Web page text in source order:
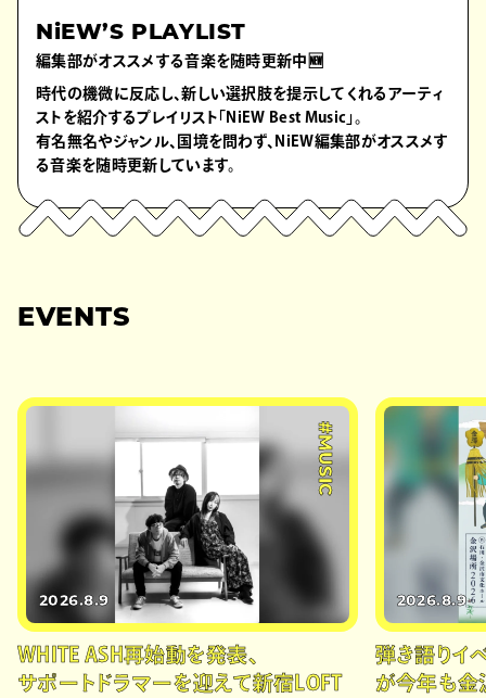
NiEW’S PLAYLIST
編集部がオススメする音楽を随時更新中🆕
時代の機微に反応し、新しい選択肢を提示してくれるアーティ
ストを紹介するプレイリスト「NiEW Best Music」。
有名無名やジャンル、国境を問わず、NiEW編集部がオススメす
る音楽を随時更新しています。
EVENTS
#MUSIC
2026.8.9
WHITE ASH再始動を発表、
サポートドラマーを迎えて新宿LOFT
2026.8.9
弾き語りイ
が今年も金